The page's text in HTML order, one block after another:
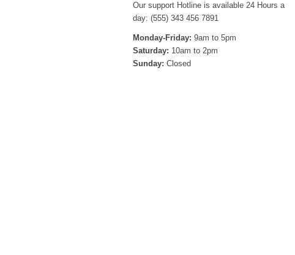
Our support Hotline is available 24 Hours a
day: (555) 343 456 7891
Monday-Friday: 9am to 5pm
Saturday: 10am to 2pm
Sunday: Closed